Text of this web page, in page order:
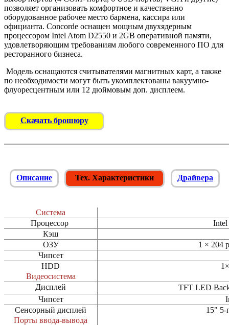
позволяет организовать комфортное и качественно
оборудованное рабочее место бармена, кассира или
официанта. Concorde оснащен мощным двухядерным
процессором Intel Atom D2550 и 2GB оперативной памяти,
удовлетворяющим требованиям любого современного ПО для
ресторанного бизнеса.
Модель оснащаются считывателями магнитных карт, а также
по необходимости могут быть укомплектованы вакуумно-
флуоресцентным или 12 дюймовым доп. дисплеем.
Скачать брошюру
Описание Тех. Характеристики Драйвера
Система
Процессор
Intel
Кэш
ОЗУ
1 × 204
Чипсет
HDD
Видеосистема
Дисплей
TFT LED
Чипсет
Сенсорный дисплей
15" 5-
Порты ввода-вывода